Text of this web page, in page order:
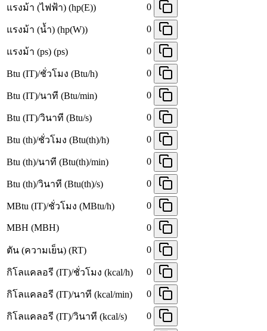
แรงม้า (ไฟฟ้า) (hp(E)) 0
แรงม้า (น้ำ) (hp(W)) 0
แรงม้า (ps) (ps) 0
Btu (IT)/ชั่วโมง (Btu/h) 0
Btu (IT)/นาที (Btu/min) 0
Btu (IT)/วินาที (Btu/s) 0
Btu (th)/ชั่วโมง (Btu(th)/h) 0
Btu (th)/นาที (Btu(th)/min) 0
Btu (th)/วินาที (Btu(th)/s) 0
MBtu (IT)/ชั่วโมง (MBtu/h) 0
MBH (MBH) 0
ตัน (ความเย็น) (RT) 0
กิโลแคลอรี (IT)/ชั่วโมง (kcal/h) 0
กิโลแคลอรี (IT)/นาที (kcal/min) 0
กิโลแคลอรี (IT)/วินาที (kcal/s) 0